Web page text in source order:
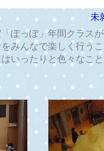
未
ぽっぽ」年間クラスが
みんなで楽しく行う
いったりと色々なこ